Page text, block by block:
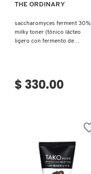
SEPHORA FAVORITES
SHISEIDO
THE ORDINARY
saccharomyces ferment 30%
milky toner (tónico lácteo
ligero con fermento de
$ 330.00